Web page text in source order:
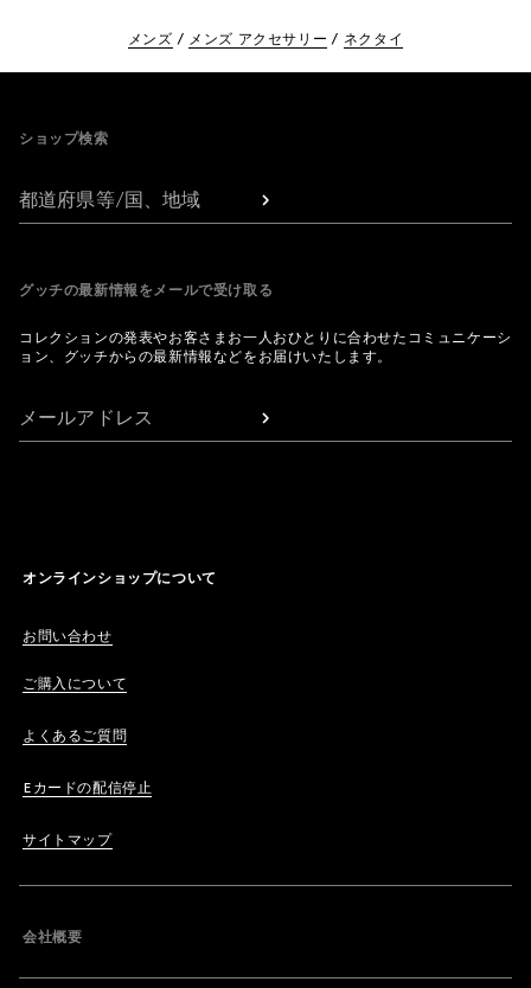
メンズ メンズ アクセサリー ネクタイ
ショップ検索
都道府県等/国、地域
グッチの最新情報をメールで受け取る
コレクションの発表やお客さまお一人おひとりに合わせたコミュニケーシ
ョン、グッチからの最新情報などをお届けいたします。
メールアドレス
オンラインショップについて
お問い合わせ
ご購入について
よくあるご質問
Eカードの配信停止
サイトマップ
会社概要